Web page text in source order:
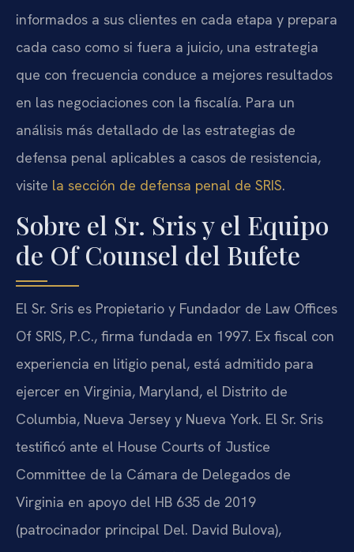
informados a sus clientes en cada etapa y prepara
cada caso como si fuera a juicio, una estrategia
que con frecuencia conduce a mejores resultados
en las negociaciones con la fiscalía. Para un
análisis más detallado de las estrategias de
defensa penal aplicables a casos de resistencia,
visite la sección de defensa penal de SRIS.
Sobre el Sr. Sris y el Equipo
de Of Counsel del Bufete
El Sr. Sris es Propietario y Fundador de Law Offices
Of SRIS, P.C., firma fundada en 1997. Ex fiscal con
experiencia en litigio penal, está admitido para
ejercer en Virginia, Maryland, el Distrito de
Columbia, Nueva Jersey y Nueva York. El Sr. Sris
testificó ante el House Courts of Justice
Committee de la Cámara de Delegados de
Virginia en apoyo del HB 635 de 2019
(patrocinador principal Del. David Bulova),